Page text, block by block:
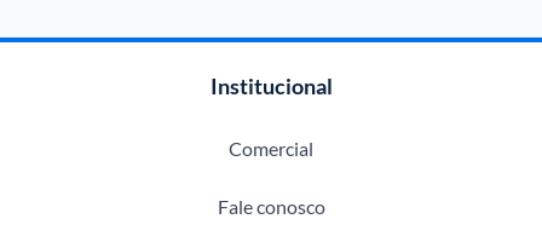
Institucional
Comercial
Fale conosco